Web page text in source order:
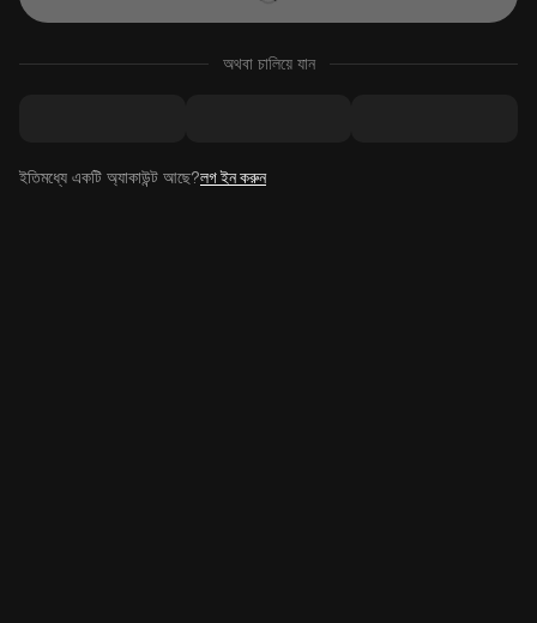
অথবা চালিয়ে যান
ইতিমধ্যে একটি অ্যাকাউন্ট আছে?লগ ইন করুন